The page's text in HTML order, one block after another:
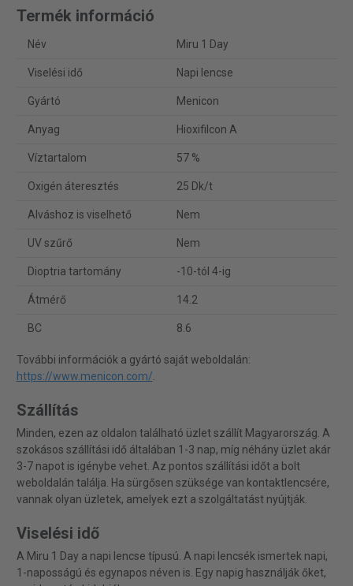
Termék információ
Név Miru 1 Day
Viselési idő Napi lencse
Gyártó Menicon
Anyag Hioxifilcon A
Víztartalom 57 %
Oxigén áteresztés 25 Dk/t
Alváshoz is viselhető Nem
UV szűrő Nem
Dioptria tartomány -10-tól 4-ig
Átmérő 14.2
BC 8.6
További információk a gyártó saját weboldalán:
https://www.menicon.com/.
Szállítás
Minden, ezen az oldalon található üzlet szállít Magyarország. A
szokásos szállítási idő általában 1-3 nap, míg néhány üzlet akár
3-7 napot is igénybe vehet. Az pontos szállítási időt a bolt
weboldalán találja. Ha sürgősen szüksége van kontaktlencsére,
vannak olyan üzletek, amelyek ezt a szolgáltatást nyújtják.
Viselési idő
A Miru 1 Day a napi lencse típusú. A napi lencsék ismertek napi,
1-naposságú és egynapos néven is. Egy napig használják őket,